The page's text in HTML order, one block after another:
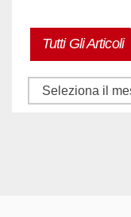
Tutti Gli Articoli
Tutti